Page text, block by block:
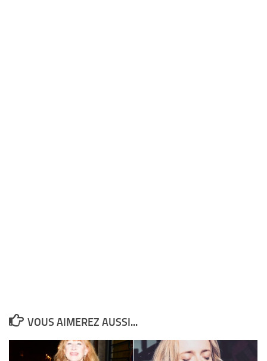
VOUS AIMEREZ AUSSI...